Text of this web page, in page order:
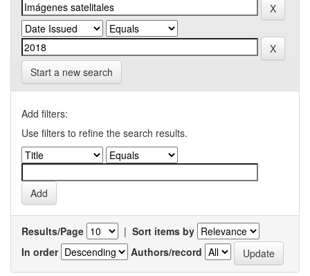
Start a new search
Add filters:
Use filters to refine the search results.
Results/Page | Sort items by
In order
Authors/record